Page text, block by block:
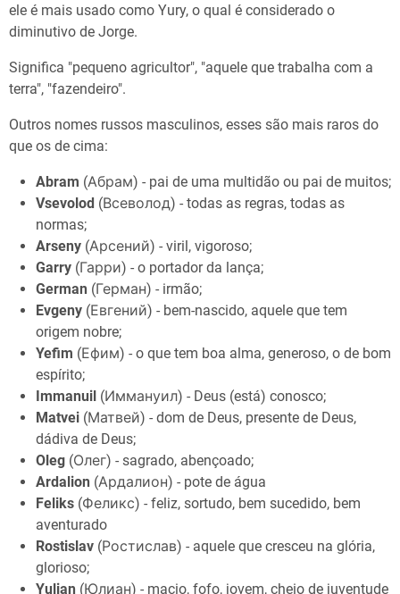
ele é mais usado como Yury, o qual é considerado o
diminutivo de Jorge.
Significa "pequeno agricultor", "aquele que trabalha com a
terra", "fazendeiro".
Outros nomes russos masculinos, esses são mais raros do
que os de cima:
Abram (Абрам) - pai de uma multidão ou pai de muitos;
Vsevolod (Всеволод) - todas as regras, todas as
normas;
Arseny (Арсений) - viril, vigoroso;
Garry (Гарри) - o portador da lança;
German (Герман) - irmão;
Evgeny (Евгений) - bem-nascido, aquele que tem
origem nobre;
Yefim (Ефим) - o que tem boa alma, generoso, o de bom
espírito;
Immanuil (Иммануил) - Deus (está) conosco;
Matvei (Матвей) - dom de Deus, presente de Deus,
dádiva de Deus;
Oleg (Олег) - sagrado, abençoado;
Ardalion (Ардалион) - pote de água
Feliks (Феликс) - feliz, sortudo, bem sucedido, bem
aventurado
Rostislav (Ростислав) - aquele que cresceu na glória,
glorioso;
Yulian (Юлиан) - macio, fofo, jovem, cheio de juventude